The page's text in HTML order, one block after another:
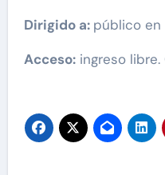
Dirigido a: público en
Acceso:ingreso libre.